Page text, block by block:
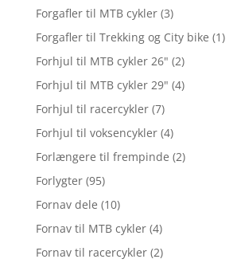
Forgafler til MTB cykler (3)
Forgafler til Trekking og City bike (1)
Forhjul til MTB cykler 26" (2)
Forhjul til MTB cykler 29" (4)
Forhjul til racercykler (7)
Forhjul til voksencykler (4)
Forlængere til frempinde (2)
Forlygter (95)
Fornav dele (10)
Fornav til MTB cykler (4)
Fornav til racercykler (2)